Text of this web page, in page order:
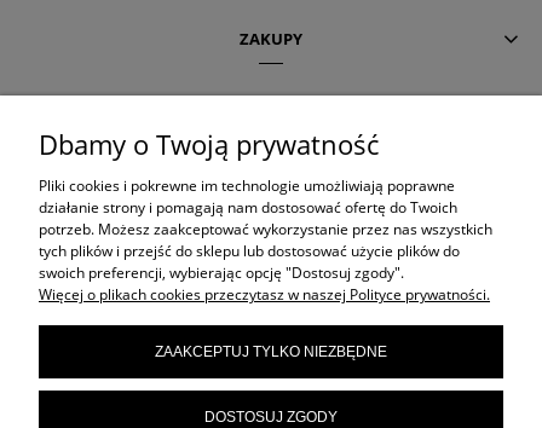
ZAKUPY
AKTUALNE TEMATY
OLAPLEX
Dbamy o Twoją prywatność
Pliki cookies i pokrewne im technologie umożliwiają poprawne
działanie strony i pomagają nam dostosować ofertę do Twoich
potrzeb. Możesz zaakceptować wykorzystanie przez nas wszystkich
tych plików i przejść do sklepu lub dostosować użycie plików do
swoich preferencji, wybierając opcję "Dostosuj zgody".
Więcej o plikach cookies przeczytasz w naszej Polityce prywatności.
ZAAKCEPTUJ TYLKO NIEZBĘDNE
DOSTOSUJ ZGODY